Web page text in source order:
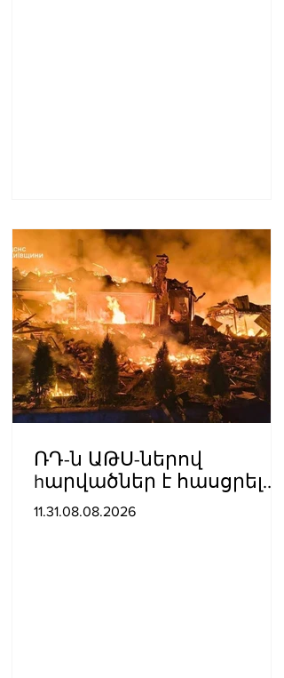
ՌԴ-ն ԱԹՍ-ներով
hարվածներ է հասցրել
Կիևին․ կան զnhեր
11.31.08.08.2026